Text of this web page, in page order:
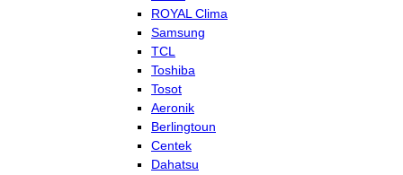
ROYAL Clima
Samsung
TCL
Toshiba
Tosot
Aeronik
Berlingtoun
Centek
Dahatsu